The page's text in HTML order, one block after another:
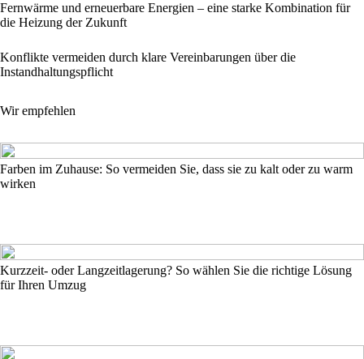
Fernwärme und erneuerbare Energien – eine starke Kombination für
die Heizung der Zukunft
Konflikte vermeiden durch klare Vereinbarungen über die
Instandhaltungspflicht
Wir empfehlen
Farben im Zuhause: So vermeiden Sie, dass sie zu kalt oder zu warm
wirken
Kurzzeit- oder Langzeitlagerung? So wählen Sie die richtige Lösung
für Ihren Umzug